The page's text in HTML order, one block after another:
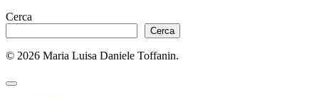
Cerca
Cerca
© 2026 Maria Luisa Daniele Toffanin.